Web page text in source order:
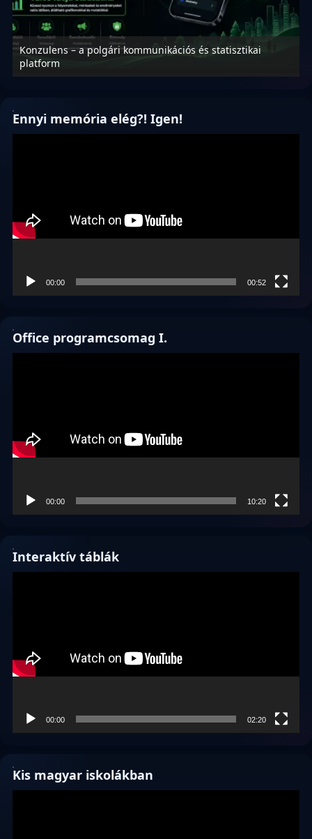
Konzulens – a polgári kommunikációs és statisztikai
platform
Ennyi memória elég?! Igen!
00:00 00:52
Office programcsomag I.
00:00 10:20
Interaktív táblák
00:00 02:20
Kis magyar iskolákban